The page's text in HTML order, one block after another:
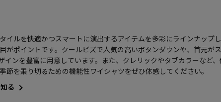
ルを快適かつスマートに演出するアイテムを多彩にラインナップし
ポイントです。クールビズで人気の高いボタンダウンや、首元が
ンを豊富に用意しています。また、クレリックやタブカラーなど
を乗り切るための機能性ワイシャツをぜひ体感してください。
る